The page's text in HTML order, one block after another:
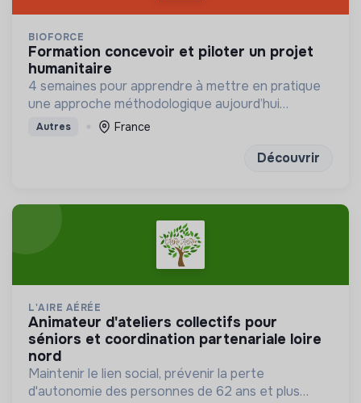
BIOFORCE
formation concevoir et piloter un projet
humanitaire
4 semaines pour apprendre à mettre en pratique
une approche méthodologique aujourd’hui
incontournable pour concevoir vos projets de
Autres France
Découvrir
L'AIRE AÉRÉE
animateur d'ateliers collectifs pour
séniors et coordination partenariale loire
nord
Maintenir le lien social, prévenir la perte
d'autonomie des personnes de 62 ans et plus